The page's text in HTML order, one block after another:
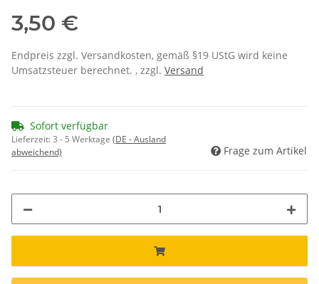
3,50 €
Endpreis zzgl. Versandkosten, gemäß §19 UStG wird keine
Umsatzsteuer berechnet. , zzgl. Versand
Sofort verfügbar
Lieferzeit:3 - 5 Werktage (DE - Ausland
abweichend)
Frage zum Artikel